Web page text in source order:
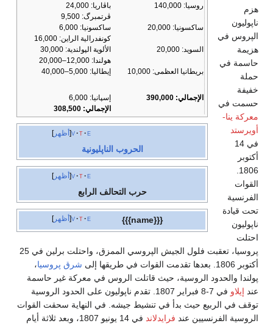
روسيا: 140,000
ساكسونيا: 20,000
السويد: 20,000
بريطانيا العظمى: 10,000
الإجمالي: 390,000
باڤاريا: 24,000
ڤرتمبرگ: 9,500
ساكسونيا: 6,000
كونفدرالية الراين: 16,000
الألوية الپولندية: 30,000
هولندا: 12,000–20,000
إيطاليا: 5,000–40,000
إسپانيا: 6,000
الإجمالي: 308,500
أظهر v t e
الحروب الناپليونية
أظهر v t e
حرب التحالف الرابع
أظهر v t e {{{name}}}
هزم
ناپوليون
الپروس في
هزيمة
حاسمة في
حملة
خفيفة
حسمت في
معركة ينا-
أويرستد
في 14
أكتوبر
القوات
الفرنسية
تحت قيادة
ناپوليون
احتلت
پروسيا، تعقبت فلول الجيش الپروسي الممزق، واحتلت برلين في 25
أكتوبر 1806. بعدها تقدمت القوات في طريقها إلى
شرق پروسيا،
پولندا والحدود الروسية، حيث قاتلت الروس في معركة غير حاسمة
عند إيلاو
في 7-8 فبراير 1807. تقدم ناپوليون على الحدود الروسية
توقف في الربيع حيث بدأ في تنشيط جيشه. في النهاية سحقت القوات
الروسية الفرنسيين عند فرايدلاند
في 14 يونيو 1807، وبعد ثلاثة أيام